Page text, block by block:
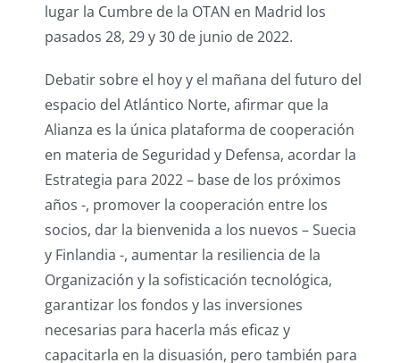
lugar la Cumbre de la OTAN en Madrid los
pasados 28, 29 y 30 de junio de 2022.
Debatir sobre el hoy y el mañana del futuro del
espacio del Atlántico Norte, afirmar que la
Alianza es la única plataforma de cooperación
en materia de Seguridad y Defensa, acordar la
Estrategia para 2022 – base de los próximos
años -, promover la cooperación entre los
socios, dar la bienvenida a los nuevos – Suecia
y Finlandia -, aumentar la resiliencia de la
Organización y la sofisticación tecnológica,
garantizar los fondos y las inversiones
necesarias para hacerla más eficaz y
capacitarla en la disuasión, pero también para